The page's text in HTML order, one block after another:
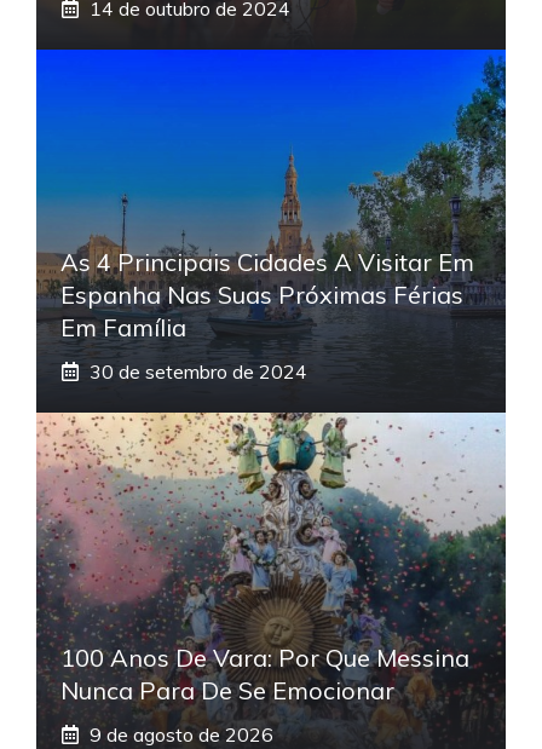
14 de outubro de 2024
As 4 Principais Cidades A Visitar Em
Espanha Nas Suas Próximas Férias
Em Família
30 de setembro de 2024
100 Anos De Vara: Por Que Messina
Nunca Para De Se Emocionar
9 de agosto de 2026